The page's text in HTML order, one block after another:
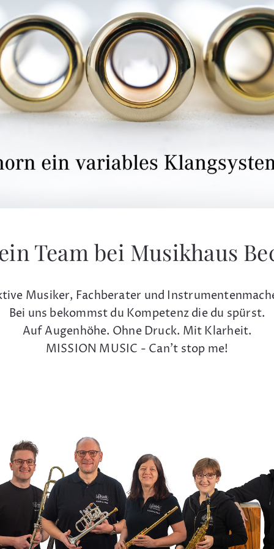
Team bei Musikhaus
Musiker, Fachberater und
Bei uns bekommst du Kompetenz die du spürst.
Auf Augenhöhe. Ohne Druck. Mit Klarheit.
MISSION MUSIC - Can't stop me!